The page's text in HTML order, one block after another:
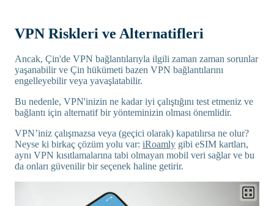
VPN Riskleri ve Alternatifleri
Ancak, Çin'de VPN bağlantılarıyla ilgili zaman zaman sorunlar
yaşanabilir ve Çin hükümeti bazen VPN bağlantılarını
engelleyebilir veya yavaşlatabilir.
Bu nedenle, VPN'inizin ne kadar iyi çalıştığını test etmeniz ve
bağlantı için alternatif bir yönteminizin olması önemlidir.
VPN’iniz çalışmazsa veya (geçici olarak) kapatılırsa ne olur?
Neyse ki birkaç çözüm yolu var: iRoamly gibi eSIM kartları,
aynı VPN kısıtlamalarına tabi olmayan mobil veri sağlar ve bu
da onları güvenilir bir seçenek haline getirir.